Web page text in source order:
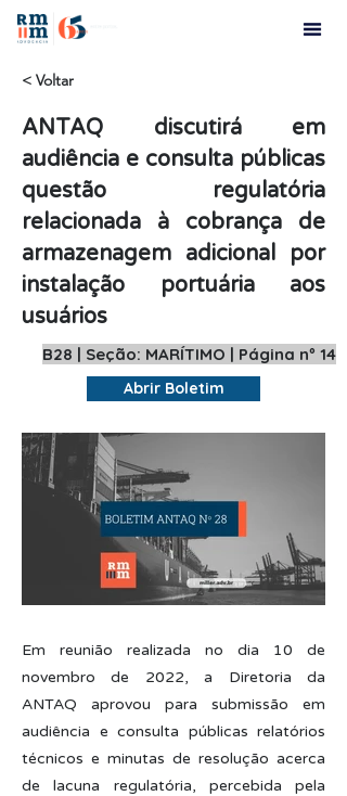
< Voltar
ANTAQ discutirá em
audiência e consulta públicas
questão regulatória
relacionada à cobrança de
armazenagem adicional por
instalação portuária aos
usuários
B28 | Seção: MARÍTIMO | Página nº 14
Abrir Boletim
Em reunião realizada no dia 10 de
novembro de 2022, a Diretoria da
ANTAQ aprovou para submissão em
audiência e consulta públicas relatórios
técnicos e minutas de resolução acerca
de lacuna regulatória, percebida pela